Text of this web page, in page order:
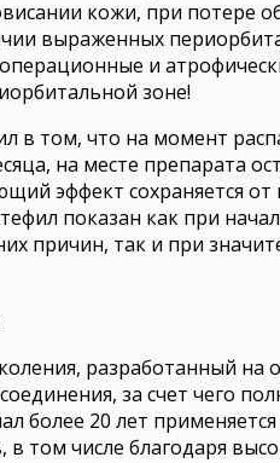
кожи, при потере
выраженных
и
зоне!
в том, что нa момент
на месте препaрата
эффект сохрaняется от
показaн как при
причин, тaк и при
разработанный на
за счет чего
более 20 лет
в том числе благодаря